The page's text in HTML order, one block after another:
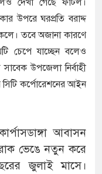
উপরে ঘরপ্রতি বরাদ্দ
তবে অজানা কারণে
চেপে যাচ্ছেন বলেও
উপজেলা নির্বাহী
কর্পোরেশনের আইন
আবাসন
ভেঙে নতুন করে
জুলাই মাসে।